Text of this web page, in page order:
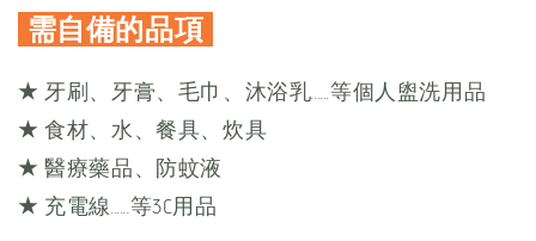
需自備的品項
★ 牙刷、牙膏、毛巾、沐浴乳......等個人盥洗用品
★ 食材、水、餐具、炊具
★ 醫療藥品、防蚊液
★ 充電線......等3C用品